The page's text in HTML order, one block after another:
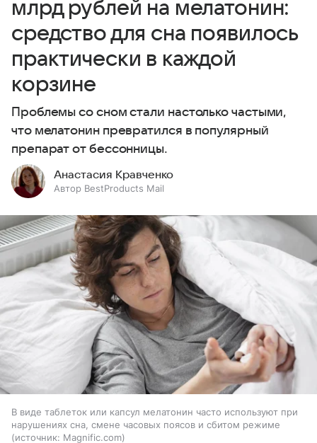
млрд рублей на мелатонин:
средство для сна появилось
практически в каждой
корзине
Проблемы со сном стали настолько частыми,
что мелатонин превратился в популярный
препарат от бессонницы.
Анастасия Кравченко
Автор BestProducts Mail
В виде таблеток или капсул мелатонин часто используют при
нарушениях сна, смене часовых поясов и сбитом режиме
источник: Magnific.com